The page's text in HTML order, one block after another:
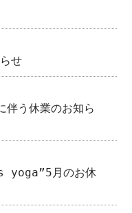
せ
伴う休業のお知ら
yoga”5月のお休